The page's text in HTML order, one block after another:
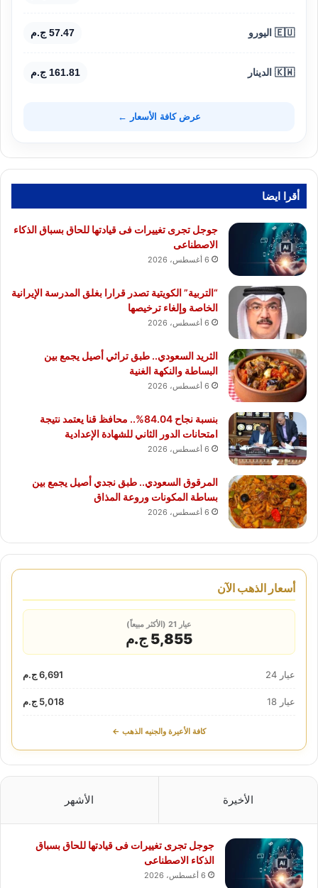
🇪🇺 اليورو 57.47 ج.م
🇰🇼 الدينار 161.81 ج.م
عرض كافة الأسعار ←
أقرا ايضا
جوجل تجرى تغييرات فى قيادتها للحاق بسباق الذكاء
الاصطناعى
6 أغسطس، 2026
“التربية” الكويتية تصدر قرارا بغلق المدرسة الإيرانية
الخاصة وإلغاء ترخيصها
6 أغسطس، 2026
الثريد السعودي.. طبق تراثي أصيل يجمع بين
البساطة والنكهة الغنية
6 أغسطس، 2026
بنسبة نجاح 84.04%.. محافظ قنا يعتمد نتيجة
امتحانات الدور الثاني للشهادة الإعدادية
6 أغسطس، 2026
المرقوق السعودي.. طبق نجدي أصيل يجمع بين
بساطة المكونات وروعة المذاق
6 أغسطس، 2026
أسعار الذهب الآن
عيار 21 (الأكثر مبيعاً)
5,855 ج.م
عيار 24 6,691 ج.م
عيار 18 5,018 ج.م
كافة الأعيرة والجنيه الذهب ←
الأخيرة الأشهر
جوجل تجرى تغييرات فى قيادتها للحاق بسباق
الذكاء الاصطناعى
6 أغسطس، 2026